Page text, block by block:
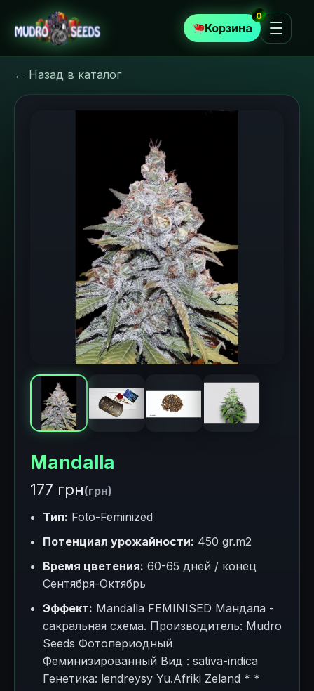
Корзина
0
← Назад в каталог
Mandalla
177 грн(грн)
Тип: Foto-Feminized
Потенциал урожайности: 450 gr.m2
Время цветения: 60-65 дней / конец
Сентября-Октябрь
Эффект: Mandalla FEMINISED Мандала -
сакральная схема. Производитель: Mudro
Seeds Фотопериодный
Феминизированный Вид : sativa-indica
Генетика: lendreysy Yu.Afriki Zeland * *